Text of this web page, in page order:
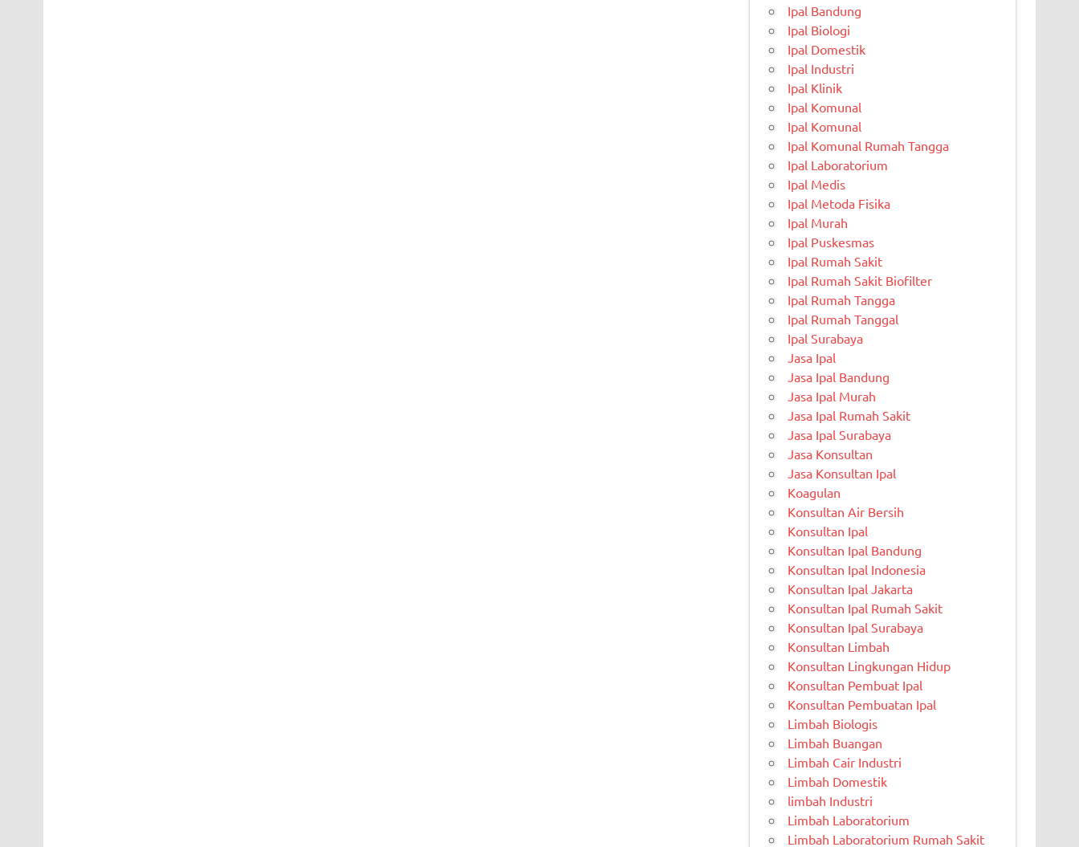
Ipal Bandung
Ipal Biologi
Ipal Domestik
Ipal Industri
Ipal Klinik
Ipal Komunal
Ipal Komunal
Ipal Komunal Rumah Tangga
Ipal Laboratorium
Ipal Medis
Ipal Metoda Fisika
Ipal Murah
Ipal Puskesmas
Ipal Rumah Sakit
Ipal Rumah Sakit Biofilter
Ipal Rumah Tangga
Ipal Rumah Tanggal
Ipal Surabaya
Jasa Ipal
Jasa Ipal Bandung
Jasa Ipal Murah
Jasa Ipal Rumah Sakit
Jasa Ipal Surabaya
Jasa Konsultan
Jasa Konsultan Ipal
Koagulan
Konsultan Air Bersih
Konsultan Ipal
Konsultan Ipal Bandung
Konsultan Ipal Indonesia
Konsultan Ipal Jakarta
Konsultan Ipal Rumah Sakit
Konsultan Ipal Surabaya
Konsultan Limbah
Konsultan Lingkungan Hidup
Konsultan Pembuat Ipal
Konsultan Pembuatan Ipal
Limbah Biologis
Limbah Buangan
Limbah Cair Industri
Limbah Domestik
limbah Industri
Limbah Laboratorium
Limbah Laboratorium Rumah Sakit